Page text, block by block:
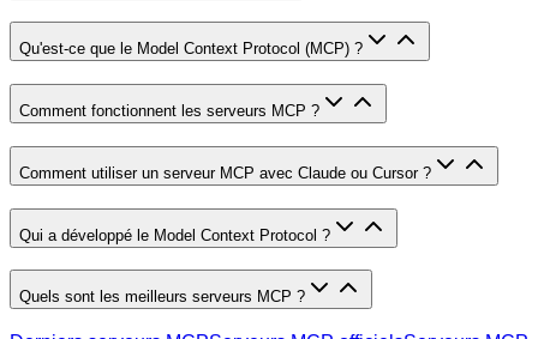
Qu'est-ce que le Model Context Protocol (MCP) ?
Comment fonctionnent les serveurs MCP ?
Comment utiliser un serveur MCP avec Claude ou Cursor ?
Qui a développé le Model Context Protocol ?
Quels sont les meilleurs serveurs MCP ?